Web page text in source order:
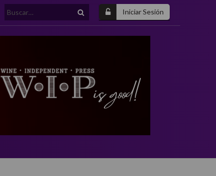
Iniciar Sesión
Buscar: